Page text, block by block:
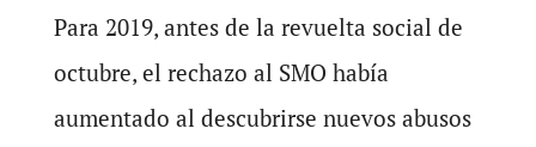
Para 2019, antes de la revuelta social de
octubre, el rechazo al SMO había
aumentado al descubrirse nuevos abusos